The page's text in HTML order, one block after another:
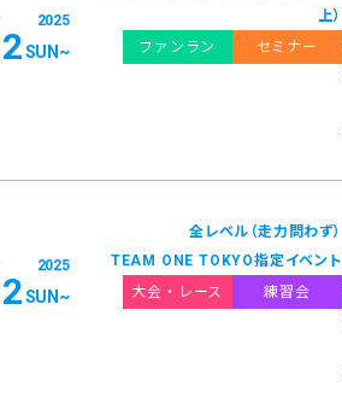
2025
SUN ~
上）
ファンラン
セミナー
2025
SUN ~
全レベル（走力問わず）
TEAM ONE TOKYO指定イベント
大会・レース
練習会